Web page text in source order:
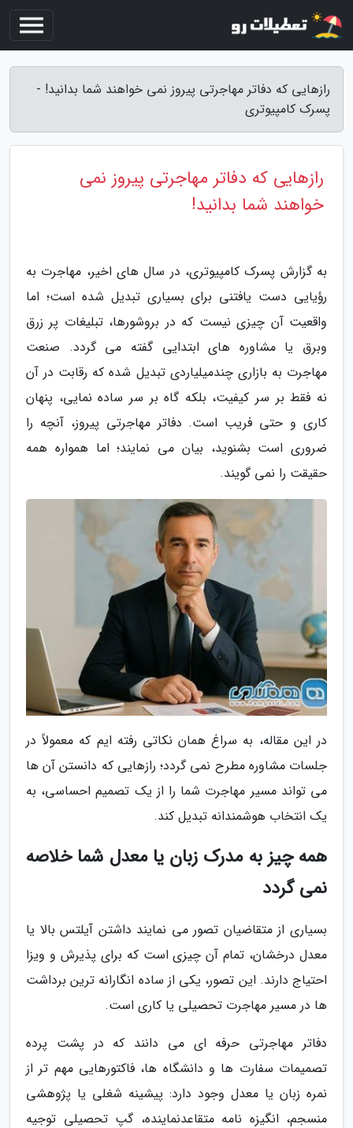
رازهایی که دفاتر مهاجرتی پیروز نمی خواهند شما بدانید! -
پسرک کامپیوتری
رازهایی که دفاتر مهاجرتی پیروز نمی
خواهند شما بدانید!
به گزارش پسرک کامپیوتری، در سال های اخیر، مهاجرت به
رؤیایی دست یافتنی برای بسیاری تبدیل شده است؛ اما
واقعیت آن چیزی نیست که در بروشورها، تبلیغات پر زرق
وبرق یا مشاوره های ابتدایی گفته می گردد. صنعت
مهاجرت به بازاری چندمیلیاردی تبدیل شده که رقابت در آن
نه فقط بر سر کیفیت، بلکه گاه بر سر ساده نمایی، پنهان
کاری و حتی فریب است. دفاتر مهاجرتی پیروز، آنچه را
ضروری است بشنوید، بیان می نمایند؛ اما همواره همه
حقیقت را نمی گویند.
در این مقاله، به سراغ همان نکاتی رفته ایم که معمولاً در
جلسات مشاوره مطرح نمی گردد؛ رازهایی که دانستن آن ها
می تواند مسیر مهاجرت شما را از یک تصمیم احساسی، به
یک انتخاب هوشمندانه تبدیل کند.
همه چیز به مدرک زبان یا معدل شما خلاصه
نمی گردد
بسیاری از متقاضیان تصور می نمایند داشتن آیلتس بالا یا
معدل درخشان، تمام آن چیزی است که برای پذیرش و ویزا
احتیاج دارند. این تصور، یکی از ساده انگارانه ترین برداشت
ها در مسیر مهاجرت تحصیلی یا کاری است.
دفاتر مهاجرتی حرفه ای می دانند که در پشت پرده
تصمیمات سفارت ها و دانشگاه ها، فاکتورهایی مهم تر از
نمره زبان یا معدل وجود دارد: پیشینه شغلی یا پژوهشی
منسجم، انگیزه نامه متقاعدنماینده، گپ تحصیلی توجیه